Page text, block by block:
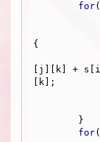
for(
{
[j][k] +
[k];
for(